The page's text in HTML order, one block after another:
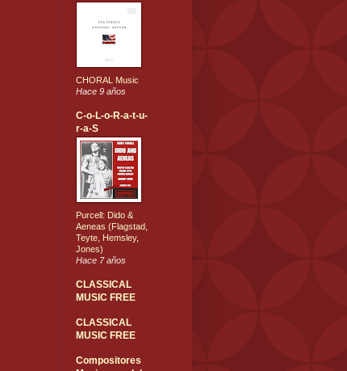
CHORAL Music
Hace 9 años
C-o-L-o-R-a-t-u-
r-a-S
Purcell: Dido &
Aeneas (Flagstad,
Teyte, Hemsley,
Jones)
Hace 7 años
CLASSICAL
MUSIC FREE
CLASSICAL
MUSIC FREE
Compositores